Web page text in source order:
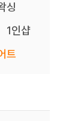
싱
1인샵
트